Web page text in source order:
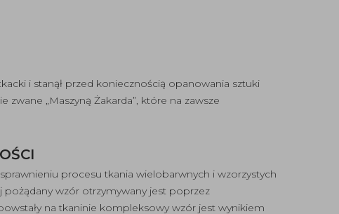
i stanął przed koniecznością opanowania sztuki
„Maszyną Żakarda”, które na zawsze
procesu tkania wielobarwnych i wzorzystych
wzór otrzymywany jest poprzez
na tkaninie kompleksowy wzór jest wynikiem